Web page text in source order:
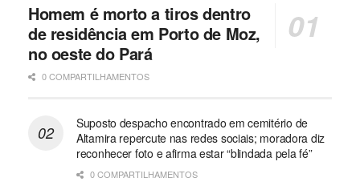
Homem é morto a tiros dentro
de residência em Porto de Moz,
no oeste do Pará
0 COMPARTILHAMENTOS
Suposto despacho encontrado em cemitério de
Altamira repercute nas redes sociais; moradora diz
reconhecer foto e afirma estar “blindada pela fé”
0 COMPARTILHAMENTOS